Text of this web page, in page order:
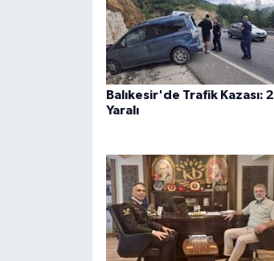
Balıkesir'de Trafik Kazası: 2
Yaralı